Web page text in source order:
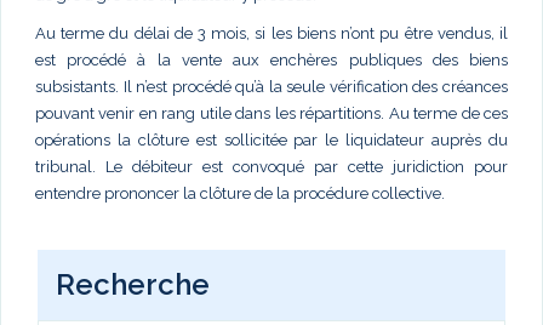
Au terme du délai de 3 mois, si les biens n’ont pu être vendus, il
est procédé à la vente aux enchères publiques des biens
subsistants. Il n’est procédé qu’à la seule vérification des créances
pouvant venir en rang utile dans les répartitions. Au terme de ces
opérations la clôture est sollicitée par le liquidateur auprès du
tribunal. Le débiteur est convoqué par cette juridiction pour
entendre prononcer la clôture de la procédure collective.
Recherche